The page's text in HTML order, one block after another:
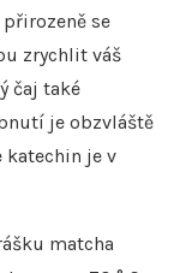
se
zrychlit váš
čaj také
je obzvláště
katechin je v
matcha